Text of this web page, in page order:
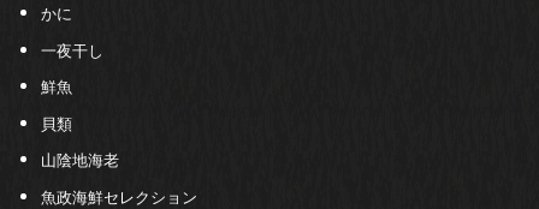
かに
一夜干し
鮮魚
貝類
山陰地海老
魚政海鮮セレクション